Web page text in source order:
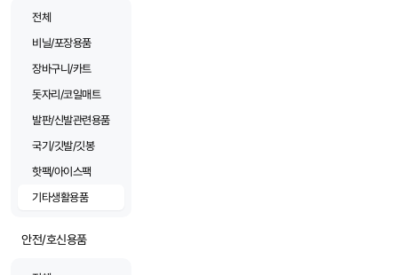
전체
비닐/포장용품
장바구니/카트
돗자리/코일매트
발판/신발관련용품
국기/깃발/깃봉
핫팩/아이스팩
기타생활용품
안전/호신용품